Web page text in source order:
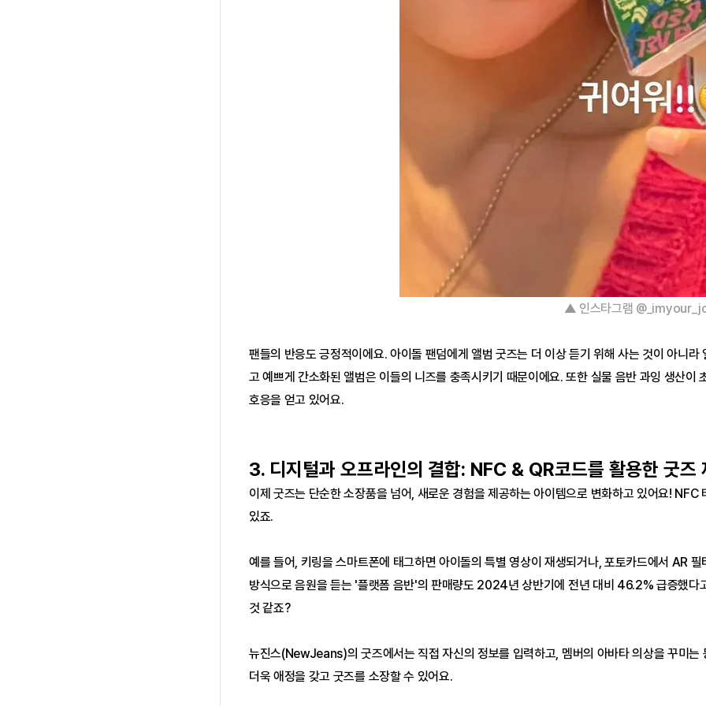
▲ 인스타그램
팬들의 반응도 긍정적이에요. 아이돌 팬덤에게 앨범 굿즈는 더 이상 듣기 위해 사는 것이 아니
고 예쁘게 간소화된 앨범은 이들의 니즈를 충족시키기 때문이에요. 또한 실물 음반 과잉 생산
호응을 얻고 있어요.
3. 디지털과 오프라인의 결합: NFC & QR코드를 활용한 굿즈
이제 굿즈는 단순한 소장품을 넘어, 새로운 경험을 제공하는 아이템으로 변화하고 있어요!
있죠.
예를 들어, 키링을 스마트폰에 태그하면 아이돌의 특별 영상이 재생되거나, 포토카드에서 AR
방식으로 음원을 듣는 '플랫폼 음반'의 판매량도 2024년 상반기에 전년 대비 46.2% 급증했다
것 같죠?
뉴진스(NewJeans)의 굿즈에서는 직접 자신의 정보를 입력하고, 멤버의 아바타 의상을 꾸미
더욱 애정을 갖고 굿즈를 소장할 수 있어요.